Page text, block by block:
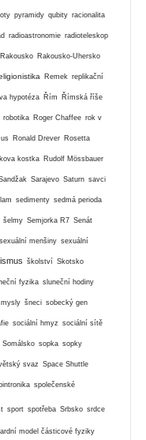
pyramidy qubity racionalita
radioastronomie radioteleskop
Rakousko Rakousko-Uhersko
Remek replikační
hypotéza Řím Římská říše
robotika Roger Chaffee rok v
Ronald Drever Rosetta
kostka Rudolf Mössbauer
Sarajevo Saturn savci
sedimenty sedmá perioda
šelmy Semjorka R7 Senát
sexuální menšiny sexuální
školství Skotsko
fyzika sluneční hodiny
šneci sobecký gen
sociální hmyz sociální sítě
Somálsko sopka sopky
svaz Space Shuttle
společenské
sport spotřeba Srbsko srdce
model částicové fyziky